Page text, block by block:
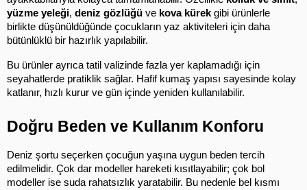
yüzme yeleği, deniz gözlüğü ve kova kürek gibi ürünlerle
birlikte düşünüldüğünde çocukların yaz aktiviteleri için daha
bütünlüklü bir hazırlık yapılabilir.
Bu ürünler ayrıca tatil valizinde fazla yer kaplamadığı için
seyahatlerde pratiklik sağlar. Hafif kumaş yapısı sayesinde kolay
katlanır, hızlı kurur ve gün içinde yeniden kullanılabilir.
Doğru Beden ve Kullanım Konforu
Deniz şortu seçerken çocuğun yaşına uygun beden tercih
edilmelidir. Çok dar modeller hareketi kısıtlayabilir; çok bol
modeller ise suda rahatsızlık yaratabilir. Bu nedenle bel kısmı